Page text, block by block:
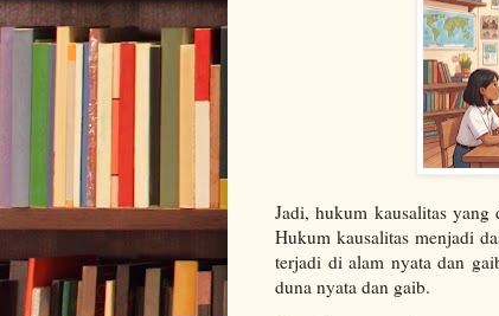
Jadi, hukum kausalitas
Hukum kausalitas menjadi
terjadi di alam nyata dan
duna nyata dan gaib.